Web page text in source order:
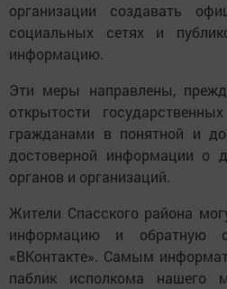
организации создавать
социальных сетях и
информацию.
Эти меры направлены,
открытости
гражданами в понятной и
достоверной информации о
органов и организаций.
Жители Спасского района
информацию и обратную
«ВКонтакте». Самым
паблик исполкома нашего